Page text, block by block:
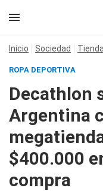
Inicio Sociedad Tienda
ROPA DEPORTIVA
Decathlon
Argentina
$400.000
compra